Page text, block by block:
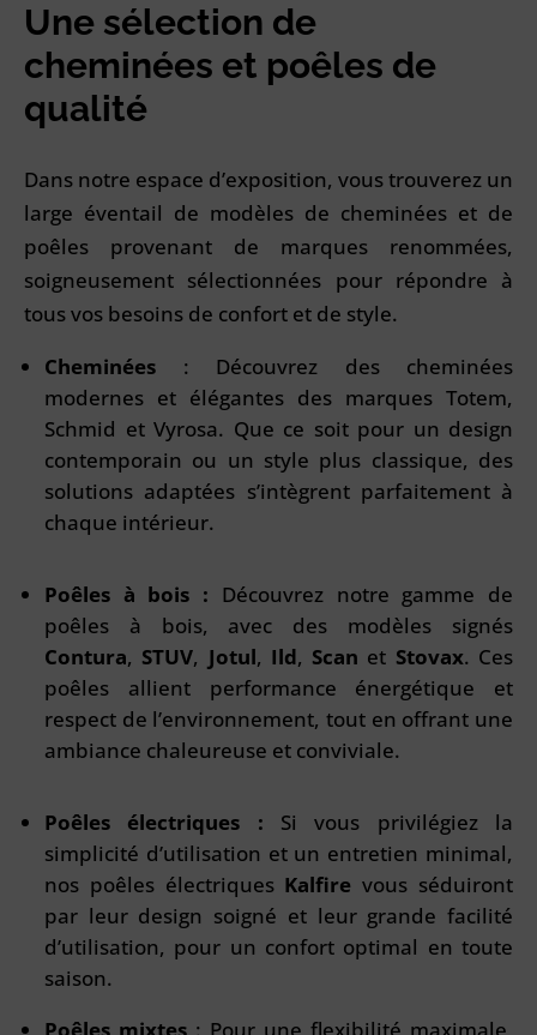
Une sélection de
cheminées et poêles de
qualité
Dans notre espace d’exposition, vous trouverez un
large éventail de modèles de cheminées et de
poêles provenant de marques renommées,
soigneusement sélectionnées pour répondre à
tous vos besoins de confort et de style.
Cheminées : Découvrez des cheminées
modernes et élégantes des marques Totem,
Schmid et Vyrosa. Que ce soit pour un design
contemporain ou un style plus classique, des
solutions adaptées s’intègrent parfaitement à
chaque intérieur.
Poêles à bois : Découvrez notre gamme de
poêles à bois, avec des modèles signés
Contura, STUV, Jotul, Ild, Scan et Stovax. Ces
poêles allient performance énergétique et
respect de l’environnement, tout en offrant une
ambiance chaleureuse et conviviale.
Poêles électriques : Si vous privilégiez la
simplicité d’utilisation et un entretien minimal,
nos poêles électriques Kalfire vous séduiront
par leur design soigné et leur grande facilité
d’utilisation, pour un confort optimal en toute
saison.